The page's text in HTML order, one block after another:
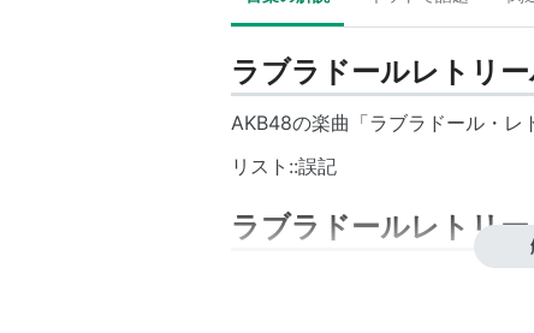
ラブラドールレトリ
AKB48の楽曲「ラブラドール・レ
リスト::誤記
ラブラドールレトリ